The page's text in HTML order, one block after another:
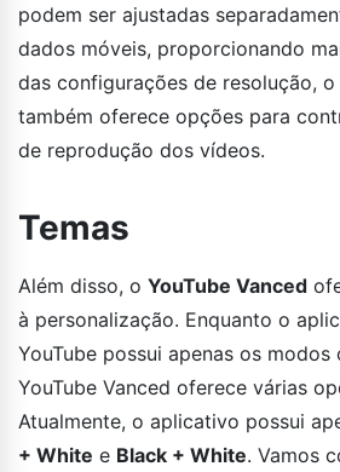
podem ser ajustadas
dados móveis, proporcionando
das configurações de resolução, o
também oferece opções para
de reprodução dos vídeos.
Temas
Além disso, o YouTube Vanced
à personalização. Enquanto o
YouTube possui apenas os modos
YouTube Vanced oferece várias
Atualmente, o aplicativo possui
+ White e Black + White. Vamos